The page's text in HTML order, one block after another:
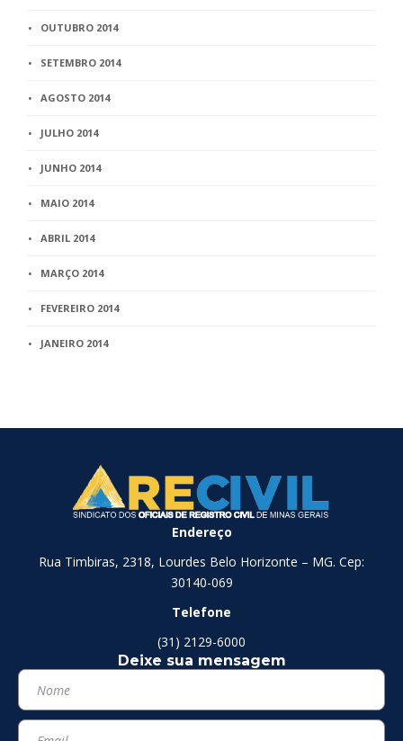
OUTUBRO 2014
SETEMBRO 2014
AGOSTO 2014
JULHO 2014
JUNHO 2014
MAIO 2014
ABRIL 2014
MARÇO 2014
FEVEREIRO 2014
JANEIRO 2014
Endereço
Rua Timbiras, 2318, Lourdes Belo Horizonte – MG. Cep:
30140-069
Telefone
(31) 2129-6000
Deixe sua mensagem